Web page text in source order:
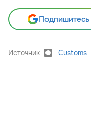
Подпишитесь
Источник Customs